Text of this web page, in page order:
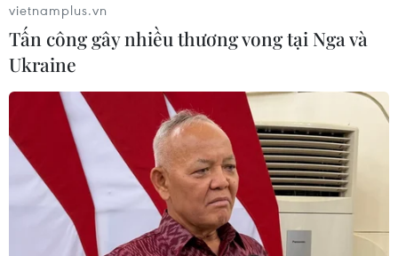
Chính phủ Hungary tái khẳng định ủng hộ
Thụy Điển gia nhập NATO
24/01/2024 14:57
vietnamplus.vn
Tấn công gây nhiều thương vong tại Nga và
Ukraine